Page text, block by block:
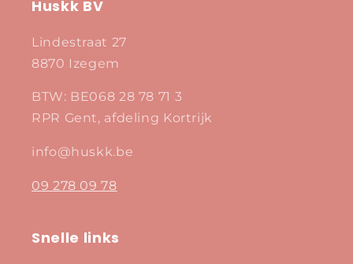
Huskk BV
Lindestraat 27
8870 Izegem
BTW: BE068 28 78 71 3
RPR Gent, afdeling Kortrijk
info@huskk.be
09 278 09 78
Snelle links